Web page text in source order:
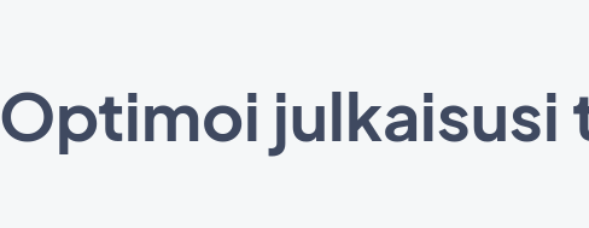
Optimoi julkaisusi